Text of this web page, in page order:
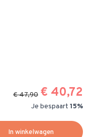
€ 47,90 € 40,72
Je bespaart 15%
In winkelwagen